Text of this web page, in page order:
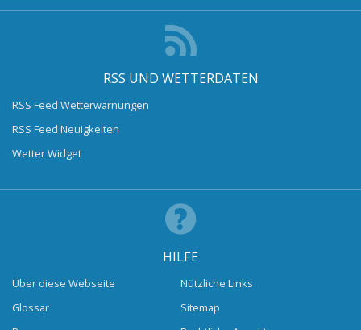
RSS UND WETTERDATEN
RSS Feed Wetterwarnungen
RSS Feed Neuigkeiten
Wetter Widget
HILFE
Über diese Webseite
Glossar
Nützliche Links
Sitemap